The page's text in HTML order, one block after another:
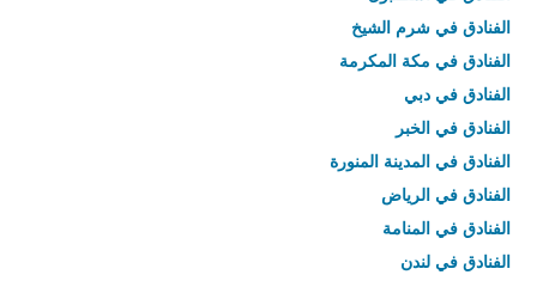
الفنادق في شرم الشيخ
الفنادق في مكة المكرمة
الفنادق في دبي
الفنادق في الخبر
الفنادق في المدينة المنورة
الفنادق في الرياض
الفنادق في المنامة
الفنادق في لندن